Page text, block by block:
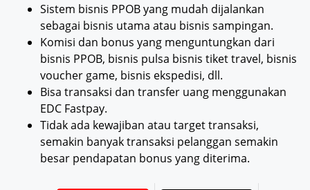
Sistem bisnis PPOB yang mudah dijalankan
sebagai bisnis utama atau bisnis sampingan.
Komisi dan bonus yang menguntungkan dari
bisnis PPOB, bisnis pulsa bisnis tiket travel, bisnis
voucher game, bisnis ekspedisi, dll.
Bisa transaksi dan transfer uang menggunakan
EDC Fastpay.
Tidak ada kewajiban atau target transaksi,
semakin banyak transaksi pelanggan semakin
besar pendapatan bonus yang diterima.